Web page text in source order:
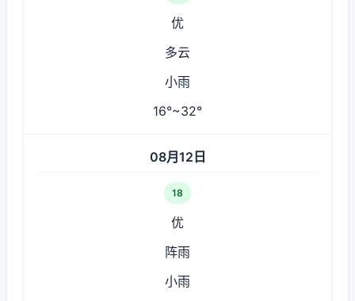
优
多云
小雨
16°~32°
08月12日
18
优
阵雨
小雨